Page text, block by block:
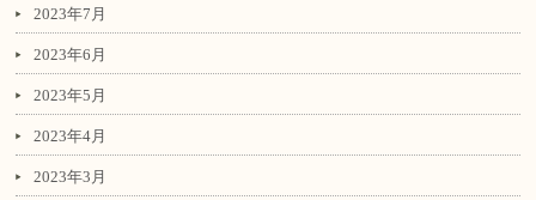
2023年7月
2023年6月
2023年5月
2023年4月
2023年3月